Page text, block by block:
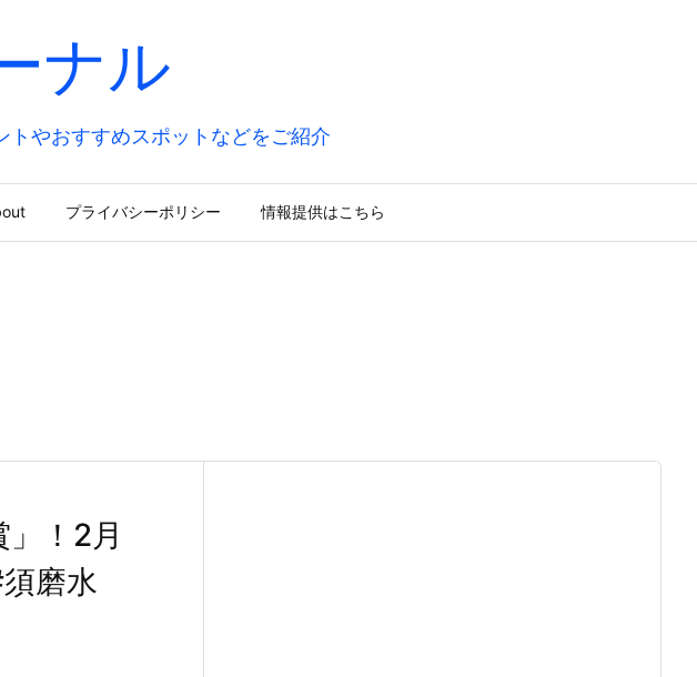
ナル
やおすすめスポットなどをご紹介
プライバシーポリシー 情報提供はこちら
！2月
磨水